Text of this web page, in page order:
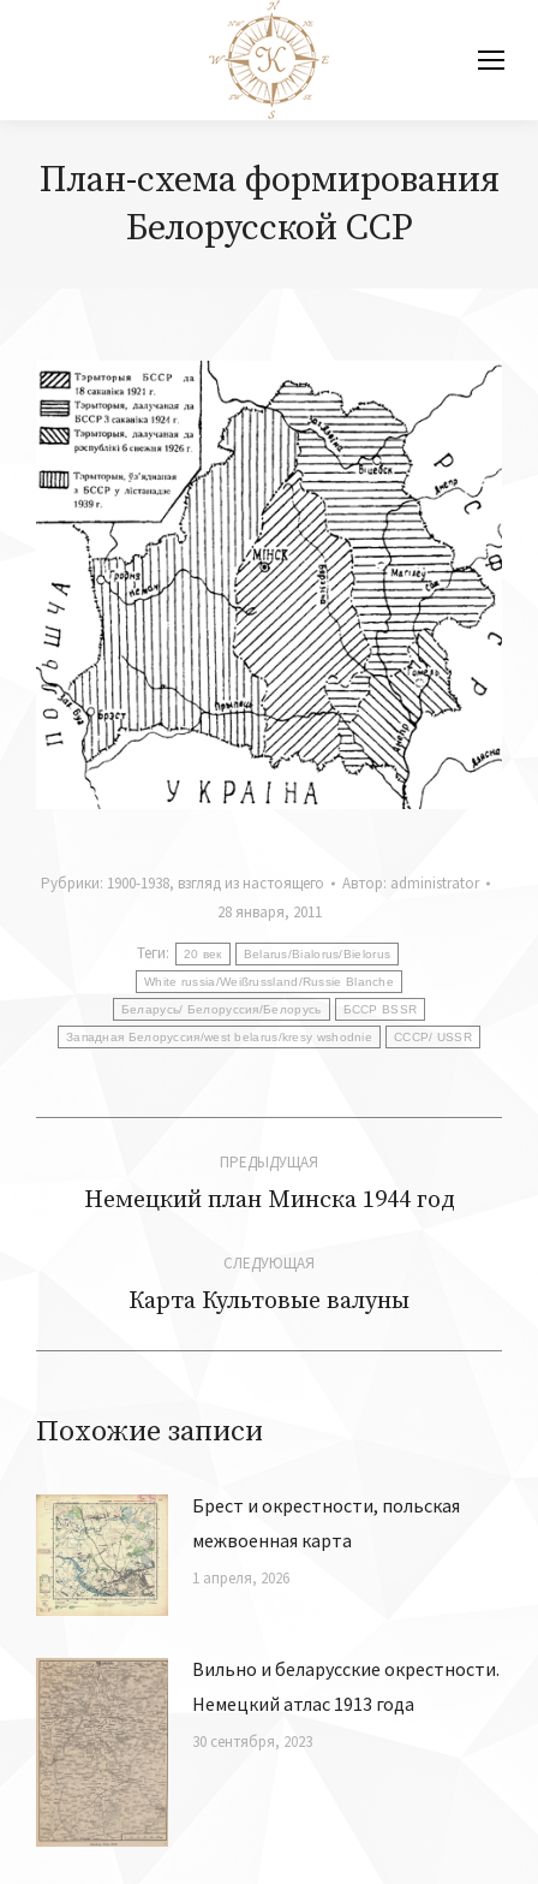
План-схема формирования
Белорусской ССР
Рубрики: 1900-1938, взгляд из настоящего Автор: administrator
28 января, 2011
Теги:
20 век Belarus/Bialorus/Bielorus
White russia/Weißrussland/Russie Blanche
Беларусь/ Белоруссия/Белорусь БССР BSSR
Западная Белоруссия/west belarus/kresy wshodnie СССР/ USSR
ПРЕДЫДУЩАЯ
Предыдущая
Немецкий план Минска 1944 год
СЛЕДУЮЩАЯ
Следующая
Карта Культовые валуны
Похожие записи
Брест и окрестности, польская
межвоенная карта
1 апреля, 2026
Вильно и беларусские окрестности.
Немецкий атлас 1913 года
30 сентября, 2023